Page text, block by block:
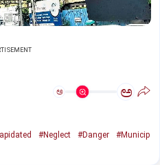
ಅ ಅ
#Neglect #Danger
#Municip